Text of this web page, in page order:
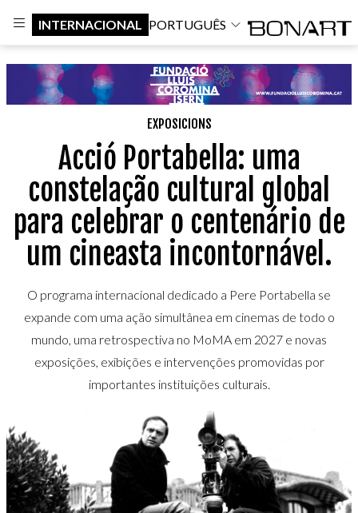
INTERNACIONAL PORTUGUÊS
EXPOSICIONS
Acció Portabella: uma
constelação cultural global
para celebrar o centenário de
um cineasta incontornável.
O programa internacional dedicado a Pere Portabella se
expande com uma ação simultânea em cinemas de todo o
mundo, uma retrospectiva no MoMA em 2027 e novas
exposições, exibições e intervenções promovidas por
importantes instituições culturais.